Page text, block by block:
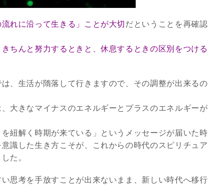
れに沿って生きる」ことが大切だということを再確認
きちんと努力するときと、休息するときの区別をつける
、生活が隋落して行きますので、その調整が出来るの
大きなマイナスのエネルギーとプラスのエネルギーが
紐解く時期が来ている」というメッセージが届いた時
識した生き方こそが、これからの時代のスピリチュア
た。
思考を手放すことが出来ないまま、新しい時代へ移行